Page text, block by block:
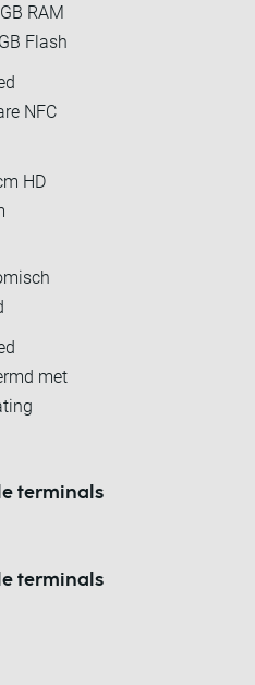
RAM
Flash
NFC
HD
met
terminals
terminals